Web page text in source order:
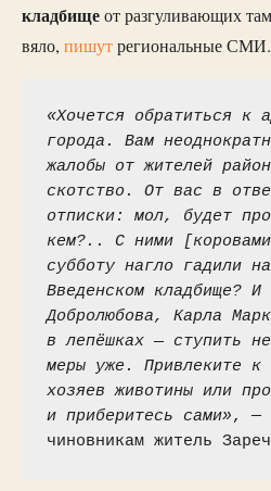
кладбищеот разгуливающих
вяло, пишутрегиональные СМИ.
«Хочется обратиться к
города. Вам
жалобы от жителей
скотство. От вас в
отписки: мол, будет
кем?.. С ними
субботу нагло гадили
Введенском кладбище? И
Добролюбова, Карла
в лепёшках — ступить
меры уже. Привлеките к
хозяев животины или
и приберитесь сами», —
чиновникам житель